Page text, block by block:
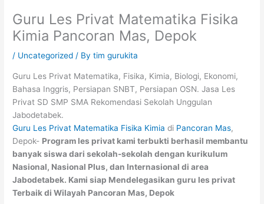
Guru Les Privat Matematika Fisika
Kimia Pancoran Mas, Depok
/ Uncategorized / Bytim gurukita
Guru Les Privat Matematika, Fisika, Kimia, Biologi, Ekonomi,
Bahasa Inggris, Persiapan SNBT, Persiapan OSN. Jasa Les
Privat SD SMP SMA Rekomendasi Sekolah Unggulan
Jabodetabek.
Guru Les Privat Matematika Fisika Kimia di Pancoran Mas,
Depok- Program les privat kami terbukti berhasil membantu
banyak siswa dari sekolah-sekolah dengan kurikulum
Nasional, Nasional Plus, dan Internasional di area
Jabodetabek. Kami siap Mendelegasikan guru les privat
Terbaik di Wilayah Pancoran Mas, Depok